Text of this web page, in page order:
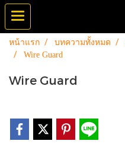
หน้าแรก บทความทั้งหมด
Wire Guard
Wire Guard